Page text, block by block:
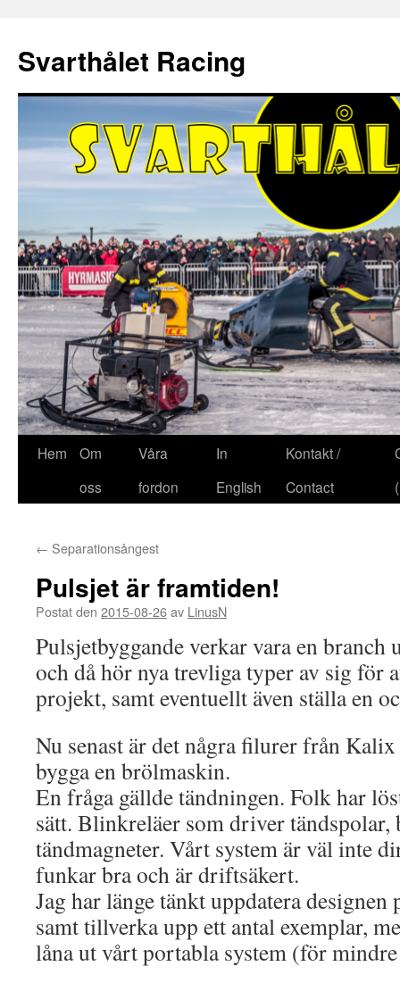
innehåll
Svarthålet Racing
Hem
Om
oss
Våra
fordon
In
English
Kontakt /
Contact
← Separationsångest
Pulsjet är framtiden!
Postat den 2015-08-26av LinusN
Pulsjetbyggande verkar vara en
och då hör nya trevliga typer av sig för
projekt, samt eventuellt även ställa en
Nu senast är det några filurer från
bygga en brölmaskin.
En fråga gällde tändningen. Folk har
sätt. Blinkreläer som driver
tändmagneter. Vårt system är väl inte
funkar bra och är driftsäkert.
Jag har länge tänkt uppdatera designen
samt tillverka upp ett antal exemplar,
låna ut vårt portabla system (för